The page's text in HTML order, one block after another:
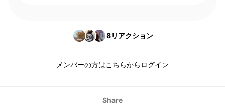
8リアクション
メンバーの方はこちらからログイン
Share